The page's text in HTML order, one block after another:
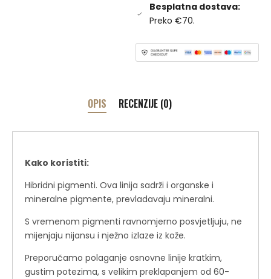
Besplatna dostava:
Preko €70.
OPIS RECENZIJE (0)
Kako koristiti:
Hibridni pigmenti. Ova linija sadrži i organske i
mineralne pigmente, prevladavaju mineralni.
S vremenom pigmenti ravnomjerno posvjetljuju, ne
mijenjaju nijansu i nježno izlaze iz kože.
Preporučamo polaganje osnovne linije kratkim,
gustim potezima, s velikim preklapanjem od 60-